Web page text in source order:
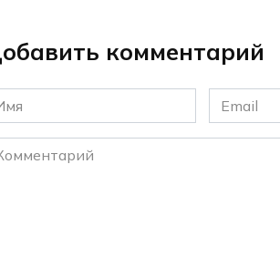
комментарий
Email
*